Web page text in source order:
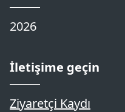
2026
İletişime geçin
Ziyaretçi Kaydı